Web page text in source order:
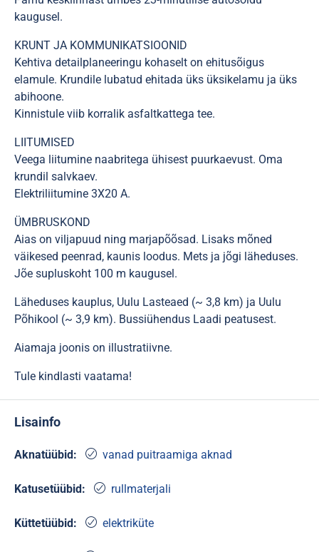
kaugusel.
KRUNT JA KOMMUNIKATSIOONID
Kehtiva detailplaneeringu kohaselt on ehitusõigus
elamule. Krundile lubatud ehitada üks üksikelamu ja üks
abihoone.
Kinnistule viib korralik asfaltkattega tee.
LIITUMISED
Veega liitumine naabritega ühisest puurkaevust. Oma
krundil salvkaev.
Elektriliitumine 3X20 A.
ÜMBRUSKOND
Aias on viljapuud ning marjapõõsad. Lisaks mõned
väikesed peenrad, kaunis loodus. Mets ja jõgi läheduses.
Jõe supluskoht 100 m kaugusel.
Läheduses kauplus, Uulu Lasteaed (~ 3,8 km) ja Uulu
Põhikool (~ 3,9 km). Bussiühendus Laadi peatusest.
Aiamaja joonis on illustratiivne.
Tule kindlasti vaatama!
Lisainfo
Aknatüübid: vanad puitraamiga aknad
Katusetüübid: rullmaterjali
Küttetüübid: elektriküte